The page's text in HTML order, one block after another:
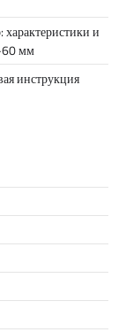
и
мм
инструкция